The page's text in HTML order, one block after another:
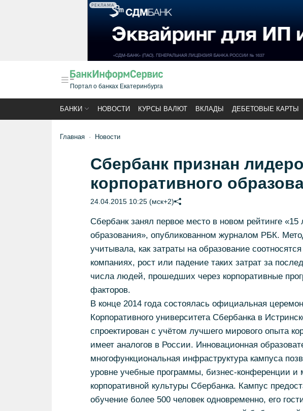
РЕКЛАМА
Портал о банках Екатеринбурга
БАНКИ НОВОСТИ КУРСЫ ВАЛЮТ ВКЛАДЫ ДЕБЕТОВЫЕ КАРТЫ
Главная Новости
Сбербанк признан
корпоративного
24.04.2015 10:25 (мск+2)
Сбербанк занял первое место в новом рейтинге «15
образования», опубликованном журналом РБК.
учитывала, как затраты на образование
компаниях, рост или падение таких затрат за
числа людей, прошедших через корпоративные
факторов.
В конце 2014 года состоялась официальная
Корпоративного университета Сбербанка в
спроектирован с учётом лучшего мирового опыта
имеет аналогов в России. Инновационная
многофункциональная инфраструктура кампуса
уровне учебные программы, бизнес-конференции и
корпоративной культуры Сбербанка. Кампус
обучение более 500 человек одновременно, его